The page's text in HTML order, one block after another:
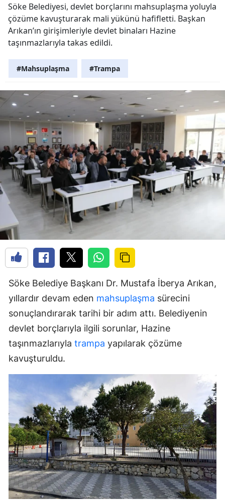
Söke Belediyesi, devlet borçlarını mahsuplaşma yoluyla
çözüme kavuşturarak mali yükünü hafifletti. Başkan
Arıkan’ın girişimleriyle devlet binaları Hazine
taşınmazlarıyla takas edildi.
#Mahsuplaşma #Trampa
Söke Belediye Başkanı Dr. Mustafa İberya Arıkan,
yıllardır devam eden mahsuplaşma sürecini
sonuçlandırarak tarihi bir adım attı. Belediyenin
devlet borçlarıyla ilgili sorunlar, Hazine
taşınmazlarıyla trampa yapılarak çözüme
kavuşturuldu.